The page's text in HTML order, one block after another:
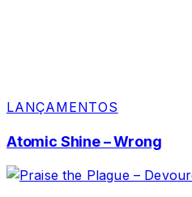
LANÇAMENTOS
Atomic Shine – Wrong